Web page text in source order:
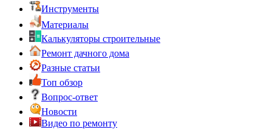
Инструменты
Материалы
Калькуляторы строительные
Ремонт дачного дома
Разные статьи
Топ обзор
Вопрос-ответ
Новости
Видео по ремонту